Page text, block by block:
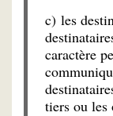
c) les
caractère
tiers ou les